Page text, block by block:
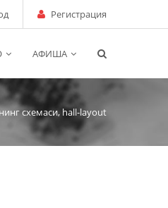
Регистрация
АФИША
схемаси, hall-layout